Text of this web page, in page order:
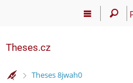
Theses.cz
>
Theses 8jwah0